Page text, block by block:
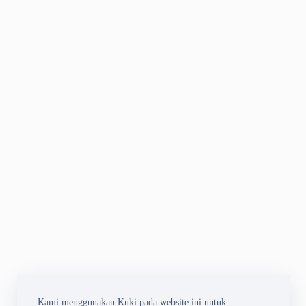
Kami menggunakan Kuki pada website ini untuk